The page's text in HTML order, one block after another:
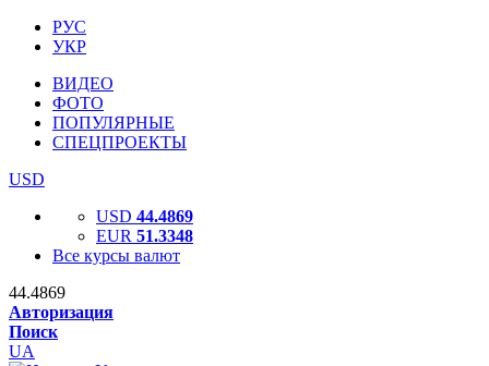
РУС
УКР
ВИДЕО
ФОТО
ПОПУЛЯРНЫЕ
СПЕЦПРОЕКТЫ
USD
USD 44.4869
EUR 51.3348
Все курсы валют
44.4869
Авторизация
Поиск
UA